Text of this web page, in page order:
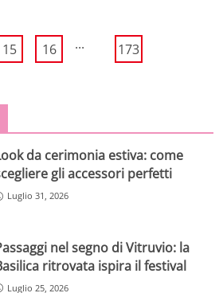
15 16 ... 173
da cerimonia estiva: come
gli accessori perfetti
Luglio 31, 2026
nel segno di Vitruvio: la
ritrovata ispira il festival
Luglio 25, 2026